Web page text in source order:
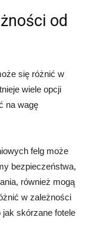
od
się różnić w
wiele opcji
na wagę
felg może
bezpieczeństwa,
również mogą
w zależności
skórzane fotele